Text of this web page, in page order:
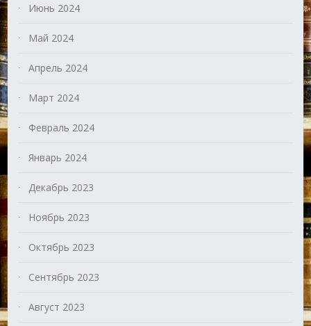
Июнь 2024
Май 2024
Апрель 2024
Март 2024
Февраль 2024
Январь 2024
Декабрь 2023
Ноябрь 2023
Октябрь 2023
Сентябрь 2023
Август 2023